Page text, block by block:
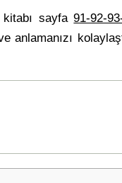
kitabı sayfa91-92-
anlamanızı